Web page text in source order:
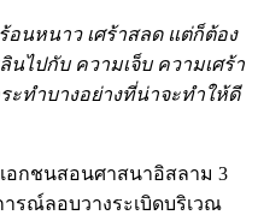
อนหนาว เศร้าสลด แต่ก็ต้อง
ไปกับ ความเจ็บ ความเศร้า
ทำบางอย่างที่น่าจะทำให้ดี
อกชนสอนศาสนาอิสลาม 3
รณ์ลอบวางระเบิดบริเวณ